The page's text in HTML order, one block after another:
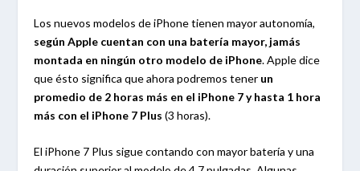
Los nuevos modelos de iPhone tienen mayor autonomía,
según Apple cuentan con una batería mayor, jamás
montada en ningún otro modelo de iPhone. Apple dice
que ésto significa que ahora podremos tener un
promedio de 2 horas más en el iPhone 7 y hasta 1 hora
más con el iPhone 7 Plus (3 horas).
El iPhone 7 Plus sigue contando con mayor batería y una